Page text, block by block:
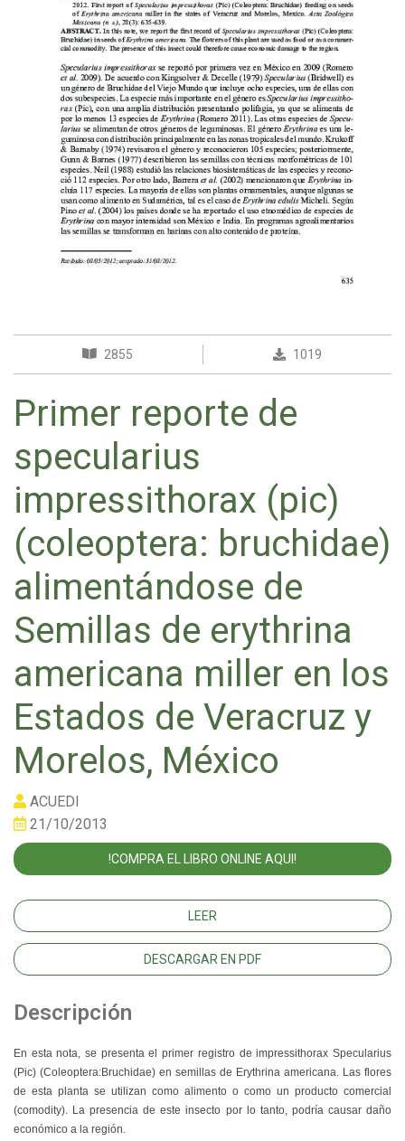
2855 1019
Primer reporte de
specularius
impressithorax (pic)
(coleoptera: bruchidae)
alimentándose de
Semillas de erythrina
americana miller en los
Estados de Veracruz y
Morelos, México
ACUEDI
21/10/2013
!COMPRA EL LIBRO ONLINE AQUI!
LEER
DESCARGAR EN PDF
Descripción
En esta nota, se presenta el primer registro de impressithorax Specularius
(Pic) (Coleoptera:Bruchidae) en semillas de Erythrina americana. Las flores
de esta planta se utilizan como alimento o como un producto comercial
(comodity). La presencia de este insecto por lo tanto, podría causar daño
económico a la región.